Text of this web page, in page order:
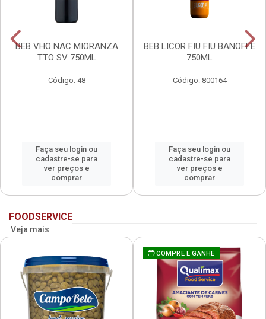
BEB VHO NAC MIORANZA
TTO SV 750ML
Código: 48
Faça seu login ou
cadastre-se para
ver preços e
comprar
BEB LICOR FIU FIU BANOFFE
750ML
Código: 800164
Faça seu login ou
cadastre-se para
ver preços e
comprar
FOODSERVICE
Veja mais
COMPRE E GANHE